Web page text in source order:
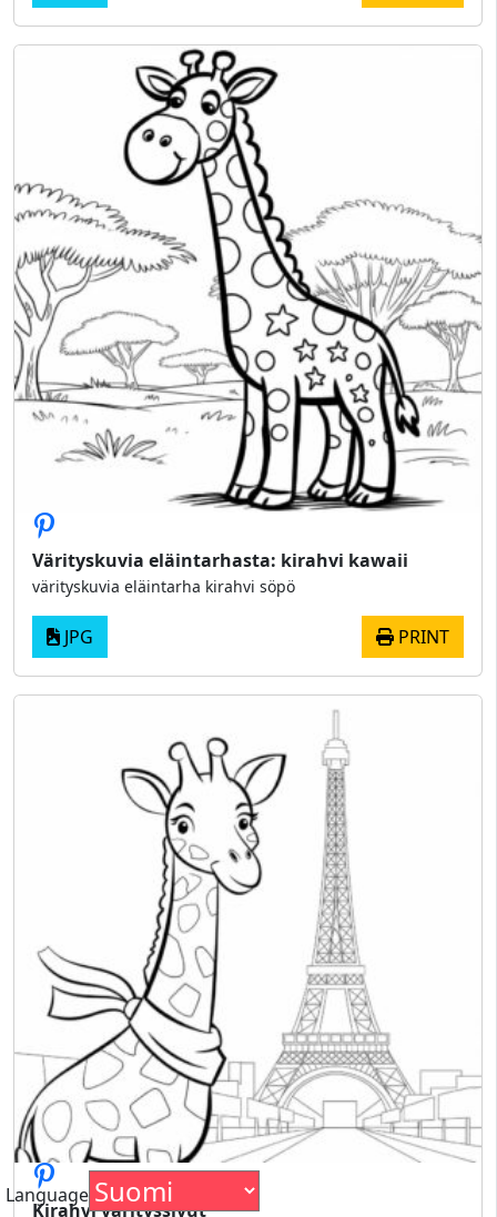
Värityskuvia eläintarhasta: kirahvi kawaii
värityskuvia eläintarha kirahvi söpö
JPG PRINT
Kirahvi värityssivut
Language